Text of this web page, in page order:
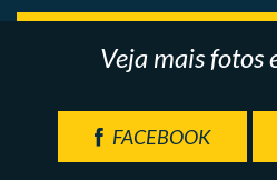
Veja mais fotos
FACEBOOK